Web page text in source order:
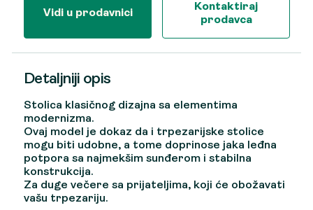
Vidi u prodavnici
Kontaktiraj
prodavca
Detaljniji opis
Stolica klasičnog dizajna sa elementima
modernizma.
Ovaj model je dokaz da i trpezarijske stolice
mogu biti udobne, a tome doprinose jaka leđna
potpora sa najmekšim sunđerom i stabilna
konstrukcija.
Za duge večere sa prijateljima, koji će obožavati
vašu trpezariju.